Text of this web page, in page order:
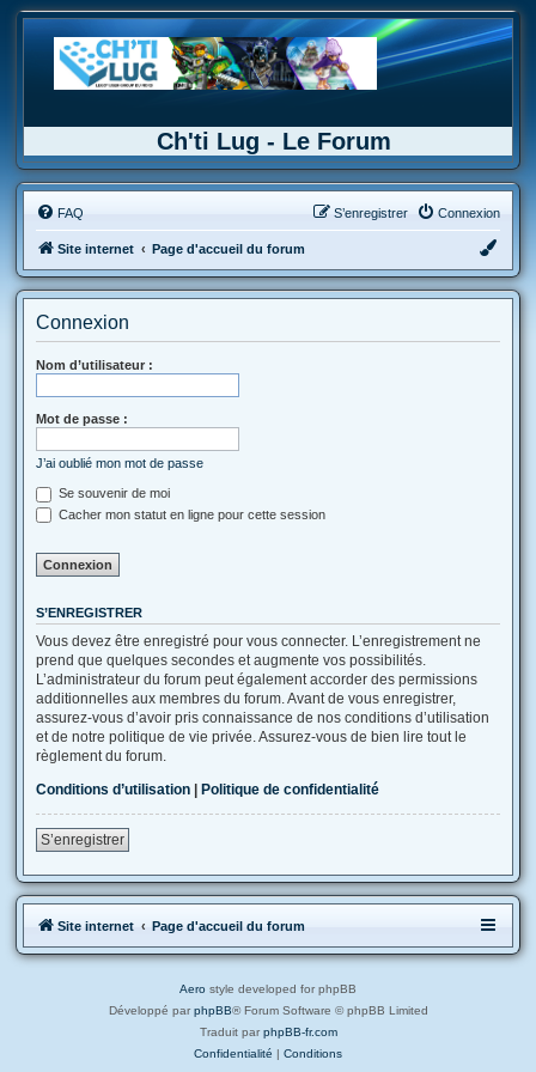
Ch'ti Lug - Le Forum
FAQ Connexion
S’enregistrer
Site internet Page d'accueil du forum
Connexion
Nom d’utilisateur :
Mot de passe :
J’ai oublié mon mot de passe
Se souvenir de moi
Cacher mon statut en ligne pour cette session
S’ENREGISTRER
Vous devez être enregistré pour vous connecter. L’enregistrement ne
prend que quelques secondes et augmente vos possibilités.
L’administrateur du forum peut également accorder des permissions
additionnelles aux membres du forum. Avant de vous enregistrer,
assurez-vous d’avoir pris connaissance de nos conditions d’utilisation
et de notre politique de vie privée. Assurez-vous de bien lire tout le
règlement du forum.
Conditions d’utilisation | Politique de confidentialité
S’enregistrer
Site internet Page d'accueil du forum
Aero style developed for phpBB
Développé par phpBB® Forum Software © phpBB Limited
Traduit par phpBB-fr.com
Confidentialité | Conditions